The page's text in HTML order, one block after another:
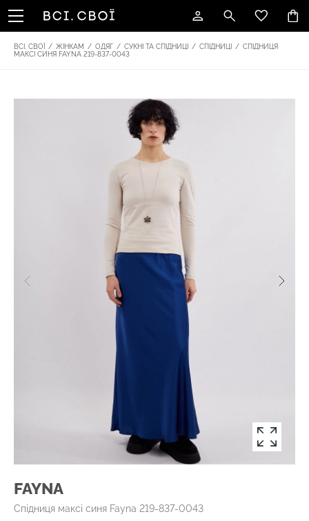
ВСІ. СВОЇ / ЖІНКАМ / ОДЯГ / СУКНІ ТА СПІДНИЦІ / СПІДНИЦІ / СПІДНИЦЯ
МАКСІ СИНЯ FAYNA 219-837-0043
FAYNA
Спідниця максі синя Fayna 219-837-0043